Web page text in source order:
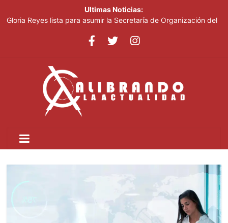
Ultimas Noticias:
Gloria Reyes lista para asumir la Secretaría de Organización del
Efemérides Patrias y el Instituto Duartiano en reunión solemne
Agente de la DIGESETT identifica a mujer reportada como
desaparecida tras encontrarla desorientada
Banreservas obtiene siete galardones en los Effie Awards
República Dominicana 2026